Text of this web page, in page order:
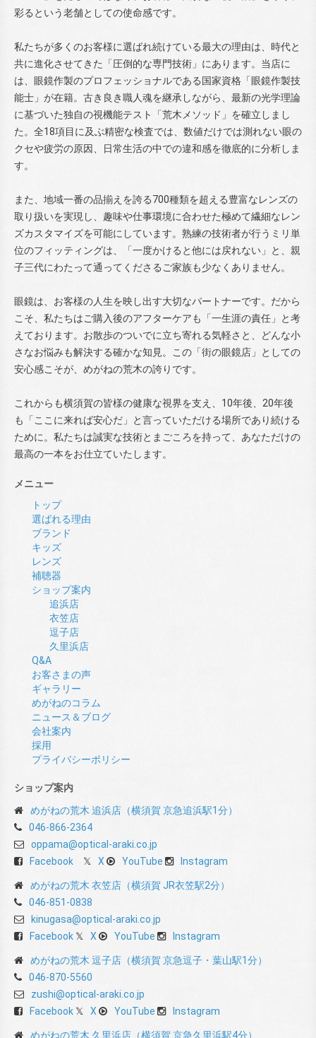
彩るという老舗としての使命感です。
私たちが多くのお客様に選ばれ続けている最大の理由は、時代と
共に進化させてきた「圧倒的な専門技術」にあります。当店に
は、眼鏡作製のプロフェッショナルである国家資格「眼鏡作製技
能士」が在籍。古き良き職人魂を継承しながら、最新の光学理論
に基づいた独自の視機能テスト「荒木メソッド」を確立しまし
た。全18項目に及ぶ精密な検査では、数値だけでは測れない眼の
クセや疲労の原因、日常生活の中での違和感を徹底的に分析しま
す。
また、地域一番の品揃えを誇る700種類を超える豊富なレンズの
取り扱いを実現し、趣味や仕事環境に合わせた極めて繊細なレン
ズカスタマイズを可能にしています。熟練の技術者が行うミリ単
位のフィッティングは、「一度かけると他には戻れない」と、親
子三代にわたって通ってくださるご家族も少なくありません。
眼鏡は、お客様の人生を映し出す大切なパートナーです。だから
こそ、私たちはご購入後のアフターケアも「一生涯の責任」と考
えております。お散歩のついでに立ち寄れる気軽さと、どんな小
さなお悩みも解決する確かな知見。この「街の眼鏡店」としての
安心感こそが、めがねの荒木の誇りです。
これからも横須賀の皆様の健康な視界を支え、10年後、20年後
も「ここに来れば安心だ」と言っていただける場所であり続ける
ために。私たちは誠実な技術とまごころを持って、あなただけの
最高の一本をお仕立ていたします。
メニュー
トップ
選ばれる理由
ブランド
キッズ
レンズ
補聴器
ショップ案内
追浜店
衣笠店
逗子店
久里浜店
Q&A
お客さまの声
ギャラリー
めがねのコラム
ニュース＆ブログ
会社案内
採用
プライバシーポリシー
ショップ案内
めがねの荒木 追浜店（横須賀 京急追浜駅1分）
046-866-2364
oppama@optical-araki.co.jp
Facebook
X YouTube Instagram
めがねの荒木 衣笠店（横須賀 JR衣笠駅2分）
046-851-0838
kinugasa@optical-araki.co.jp
Facebook
X YouTube Instagram
めがねの荒木 逗子店（横須賀 京急逗子・葉山駅1分）
046-870-5560
zushi@optical-araki.co.jp
Facebook
X YouTube Instagram
めがねの荒木 久里浜店（横須賀 京急久里浜駅4分）